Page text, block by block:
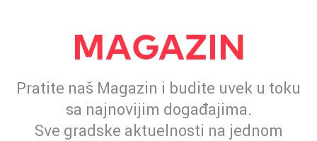
MAGAZIN
Pratite naš Magazin i budite uvek u toku
sa najnovijim događajima.
Sve gradske aktuelnosti na jednom